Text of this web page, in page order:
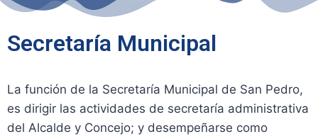
Secretaría Municipal
La función de la Secretaría Municipal de San Pedro,
es dirigir las actividades de secretaría administrativa
del Alcalde y Concejo; y desempeñarse como